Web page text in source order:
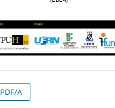
PDF/A